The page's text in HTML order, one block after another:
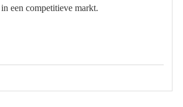
een competitieve markt.